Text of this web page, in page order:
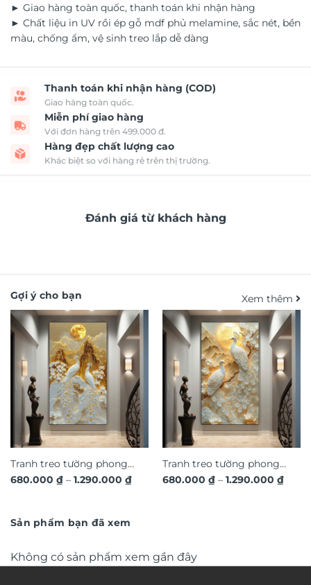
► Giao hàng toàn quốc, thanh toán khi nhận hàng
► Chất liệu in UV rồi ép gỗ mdf phủ melamine, sắc nét, bền
màu, chống ẩm, vệ sinh treo lắp dễ dàng
Thanh toán khi nhận hàng (COD)
Giao hàng toàn quốc.
Miễn phí giao hàng
Với đơn hàng trên 499.000 đ.
Hàng đẹp chất lượng cao
Khác biệt so với hàng rẻ trên thị trường.
Đánh giá từ khách hàng
Gợi ý cho bạn Xem thêm
Tranh treo tường phong
thủy đôi công uyên ương
680.000 ₫ – 1.290.000 ₫Khoảng
Tranh treo tường phong
thủy đôi công uyên ương
680.000 ₫ – 1.290.000 ₫
Sản phẩm bạn đã xem
Không có sản phẩm xem gần đây